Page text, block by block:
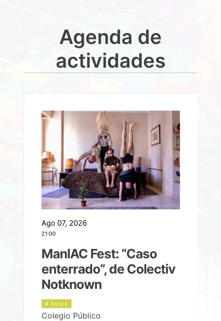
Agenda de
actividades
Ago 07, 2026
21:00
ManIAC Fest: “Caso
enterrado”, de Colectiv
Notknown
4 hours
Colegio Público